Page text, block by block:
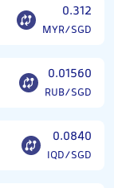
0.312
MYR/SGD
0.01560
RUB/SGD
0.0840
IQD/SGD